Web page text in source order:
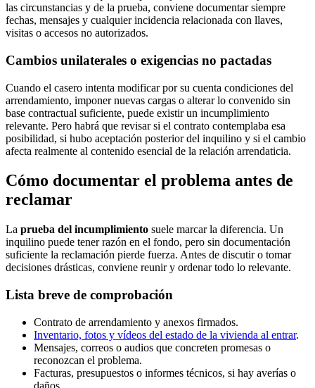
las circunstancias y de la prueba, conviene documentar siempre
fechas, mensajes y cualquier incidencia relacionada con llaves,
visitas o accesos no autorizados.
Cambios unilaterales o exigencias no pactadas
Cuando el casero intenta modificar por su cuenta condiciones del
arrendamiento, imponer nuevas cargas o alterar lo convenido sin
base contractual suficiente, puede existir un incumplimiento
relevante. Pero habrá que revisar si el contrato contemplaba esa
posibilidad, si hubo aceptación posterior del inquilino y si el cambio
afecta realmente al contenido esencial de la relación arrendaticia.
Cómo documentar el problema antes de
reclamar
La prueba del incumplimiento suele marcar la diferencia. Un
inquilino puede tener razón en el fondo, pero sin documentación
suficiente la reclamación pierde fuerza. Antes de discutir o tomar
decisiones drásticas, conviene reunir y ordenar todo lo relevante.
Lista breve de comprobación
Contrato de arrendamiento y anexos firmados.
Inventario, fotos y vídeos del estado de la vivienda al entrar.
Mensajes, correos o audios que concreten promesas o
reconozcan el problema.
Facturas, presupuestos o informes técnicos, si hay averías o
daños.